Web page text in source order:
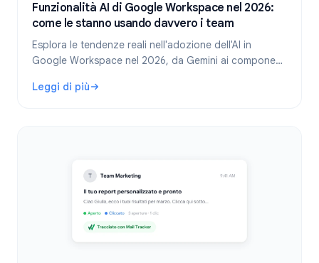
Funzionalità AI di Google Workspace nel 2026:
come le stanno usando davvero i team
Esplora le tendenze reali nell'adozione dell'AI in
Google Workspace nel 2026, da Gemini ai componenti
più i team e cosa ci riserva il futuro.
Leggi di più
: Funzionalità AI di Google Workspace nel 2026: come le